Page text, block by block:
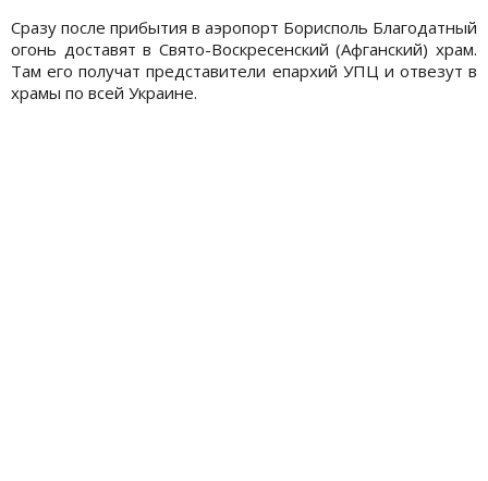
Сразу после прибытия в аэропорт Борисполь Благодатный
огонь доставят в Свято-Воскресенский (Афганский) храм.
Там его получат представители епархий УПЦ и отвезут в
храмы по всей Украине.